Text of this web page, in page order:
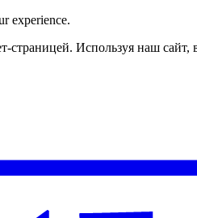
experience.
Используя наш